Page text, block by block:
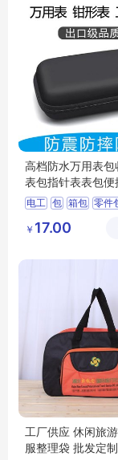
高档防水万用表包
表包指针表表包便
工具包通用型
电工 包 箱包 零件
￥ 17.00
工厂供应 休闲旅
服整理袋 批发定